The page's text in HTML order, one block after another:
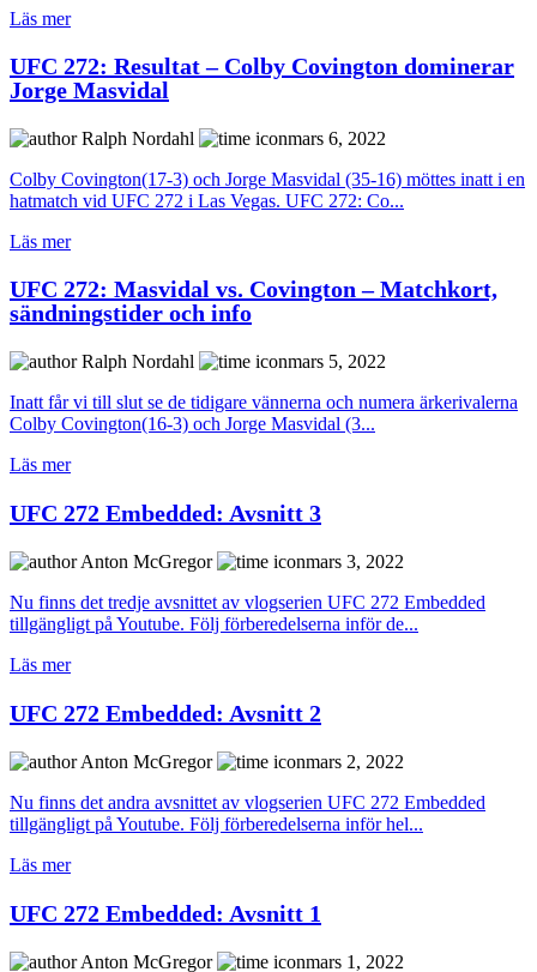
Läs mer
UFC 272: Resultat – Colby Covington dominerar
Jorge Masvidal
Ralph Nordahl
mars 6, 2022
Colby Covington(17-3) och Jorge Masvidal (35-16) möttes inatt i en
hatmatch vid UFC 272 i Las Vegas. UFC 272: Co...
Läs mer
UFC 272: Masvidal vs. Covington – Matchkort,
sändningstider och info
Ralph Nordahl
mars 5, 2022
Inatt får vi till slut se de tidigare vännerna och numera ärkerivalerna
Colby Covington(16-3) och Jorge Masvidal (3...
Läs mer
UFC 272 Embedded: Avsnitt 3
Anton McGregor
mars 3, 2022
Nu finns det tredje avsnittet av vlogserien UFC 272 Embedded
tillgängligt på Youtube. Följ förberedelserna inför de...
Läs mer
UFC 272 Embedded: Avsnitt 2
Anton McGregor
mars 2, 2022
Nu finns det andra avsnittet av vlogserien UFC 272 Embedded
tillgängligt på Youtube. Följ förberedelserna inför hel...
Läs mer
UFC 272 Embedded: Avsnitt 1
Anton McGregor
mars 1, 2022